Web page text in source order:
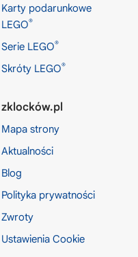
Karty podarunkowe
LEGO®
Serie LEGO®
Skróty LEGO®
zklocków.pl
Mapa strony
Aktualności
Blog
Polityka prywatności
Zwroty
Ustawienia Cookie